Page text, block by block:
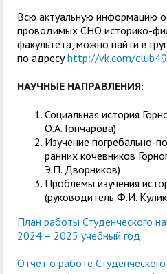
Всю актуальную информацию
проводимых СНО историко-
факультета, можно найти в
по адресуhttp://vk.com/
НАУЧНЫЕ НАПРАВЛЕНИЯ:
Социальная история
О.А. Гончарова)
Изучение погребально-
ранних кочевников
Э.П. Дворников)
Проблемы изучения
(руководитель Ф.И.
План работы Студенческого
2024 – 2025 учебный год
Отчет о работе